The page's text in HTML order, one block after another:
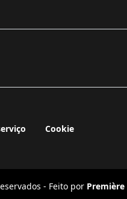
Cookie
- Feito por Première